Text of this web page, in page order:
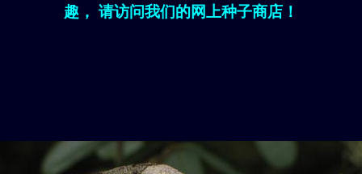
趣， 请访问我们的网上种子商店！